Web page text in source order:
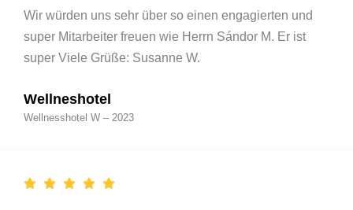
Wir würden uns sehr über so einen engagierten und
super Mitarbeiter freuen wie Herrn Sándor M. Er ist
super Viele Grüße: Susanne W.
Wellneshotel
Wellnesshotel W – 2023